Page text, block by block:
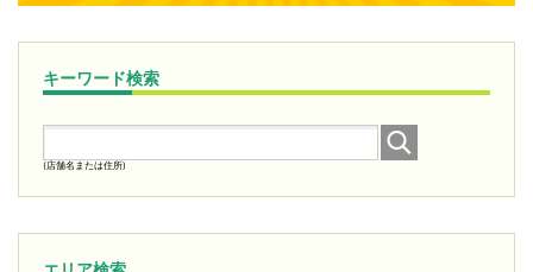
『ダイナム野市店』の情報を更新しました。
『ダイナム本宮店』の情報を更新しました。
キーワード検索
(店舗名または住所)